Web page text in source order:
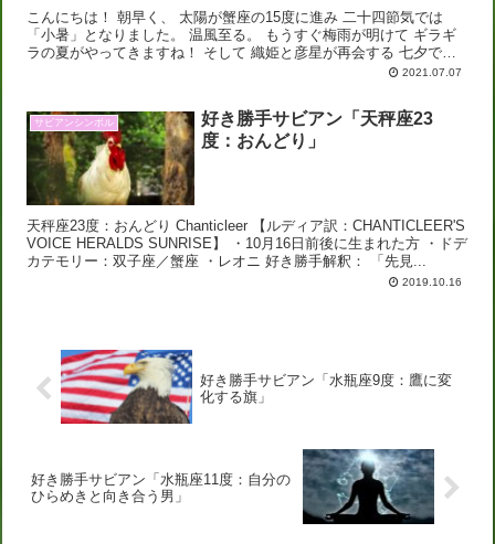
こんにちは！ 朝早く、 太陽が蟹座の15度に進み 二十四節気では
「小暑」となりました。 温風至る。 もうすぐ梅雨が明けて ギラギ
ラの夏がやってきますね！ そして 織姫と彦星が再会する 七夕でも
2021.07.07
サビアンシンボル
好き勝手サビアン「天秤座23
度：おんどり」
天秤座23度：おんどり Chanticleer 【ルディア訳：CHANTICLEER'S
VOICE HERALDS SUNRISE】 ・10月16日前後に生まれた方 ・ドデ
カテモリー：双子座／蟹座 ・レオニ 好き勝手解釈： 「先見...
2019.10.16
好き勝手サビアン「水瓶座9度：鷹に変
化する旗」
好き勝手サビアン「水瓶座11度：自分の
ひらめきと向き合う男」